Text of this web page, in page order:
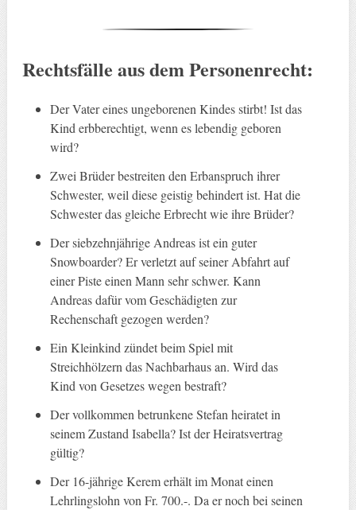
Rechtsfälle aus dem Personenrecht:
Der Vater eines ungeborenen Kindes stirbt! Ist das
Kind erbberechtigt, wenn es lebendig geboren
wird?
Zwei Brüder bestreiten den Erbanspruch ihrer
Schwester, weil diese geistig behindert ist. Hat die
Schwester das gleiche Erbrecht wie ihre Brüder?
Der siebzehnjährige Andreas ist ein guter
Snowboarder? Er verletzt auf seiner Abfahrt auf
einer Piste einen Mann sehr schwer. Kann
Andreas dafür vom Geschädigten zur
Rechenschaft gezogen werden?
Ein Kleinkind zündet beim Spiel mit
Streichhölzern das Nachbarhaus an. Wird das
Kind von Gesetzes wegen bestraft?
Der vollkommen betrunkene Stefan heiratet in
seinem Zustand Isabella? Ist der Heiratsvertrag
gültig?
Der 16-jährige Kerem erhält im Monat einen
Lehrlingslohn von Fr. 700.-. Da er noch bei seinen